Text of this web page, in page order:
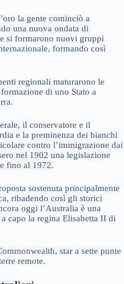
la gente cominciò a
una nuova ondata di
si formarono nuovi gruppi
formando così
regionali maturarono le
di uno Stato a
il conservatore e il
e la preminenza dei bianchi
contro l’immigrazione dai
nel 1902 una legislazione
fino al 1972.
sostenuta principalmente
ribadendo così gli storici
oggi l’Australia è una
capo la regina Elisabetta II di
star a sette punte
remote.